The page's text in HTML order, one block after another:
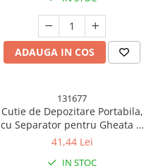
ADAUGA IN COS
131677
Cutie de Depozitare Portabila,
cu Separator pentru Gheata si
Scurgere, Mentine Rece,
41,44 Lei
IN STOC